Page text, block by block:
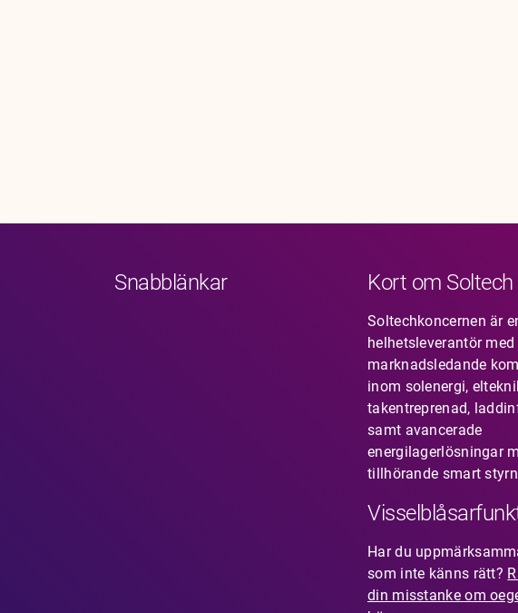
Snabblänkar Kort om Soltech
Soltechkoncernen är
helhetsleverantör med
marknadsledande
inom solenergi,
takentreprenad,
samt avancerade
energilagerlösningar
tillhörande smart
Har du
som inte känns rätt?
din misstanke om